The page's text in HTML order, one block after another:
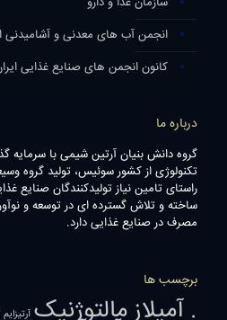
انجمن آب های معدنی و آشامیدنی
کانون انجمن های صنایع غذایی
درباره ما
گروه دانش بنیان آرتین شیمی با سرمایه
تکنولوژی از کشور سوئیس، تولید گروه
راستای تامین نیاز تولیدکنندگان صنایع
ساخته و تلاش گسترده ای در توسعه و
مصرف در صنایع غذایی دارد.
برچسب ها
. آمیلاز مالتوژنیک آرتیزایم